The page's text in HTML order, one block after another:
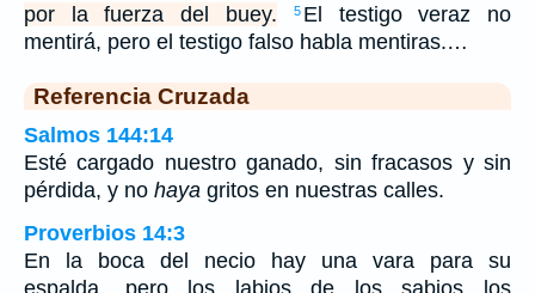
por la fuerza del buey.
5 El testigo veraz no
mentirá, pero el testigo falso habla mentiras.…
Referencia Cruzada
Salmos 144:14
Esté cargado nuestro ganado, sin fracasos y sin
pérdida, y no haya gritos en nuestras calles.
Proverbios 14:3
En la boca del necio hay una vara para su
espalda, pero los labios de los sabios los